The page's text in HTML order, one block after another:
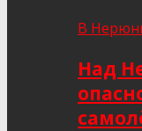
В
Над